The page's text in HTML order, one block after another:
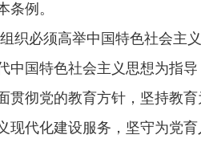
条例。
必须高举中国特色社会主义
中国特色社会主义思想为指
贯彻党的教育方针，坚持教
现代化建设服务，坚守为党